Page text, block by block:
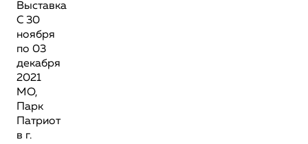
Выставка
С 30
ноября
по 03
декабря
2021
МО,
Парк
Патриот
в г.